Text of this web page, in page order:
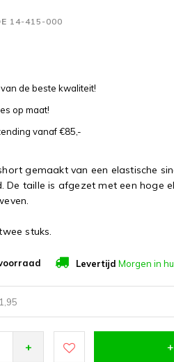
14-415-000
de beste kwaliteit!
op maat!
vanaf €85,-
gemaakt van een elastische
De taille is afgezet met een hoge
stuks.
Levertijd Morgen in
+